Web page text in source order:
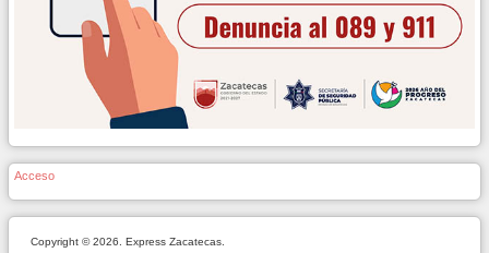
Acceso
Copyright © 2026. Express Zacatecas.